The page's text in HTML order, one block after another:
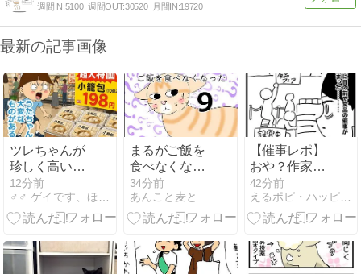
週間IN:5100 週間OUT:30520 月間IN:19720
最新の記事画像
ツレちゃんが
珍しく高い買
い物した
12分前
♂♂ ゲイです、ほぼ夫婦です Powered by ライブ…
まるがご飯を
食べなくなっ
た９
34分前
あんこと麦と
【催事レポ】
おや？作家さ
ん達の目の色
が……
42分前
えるポピ・ハッピーオタクライフ